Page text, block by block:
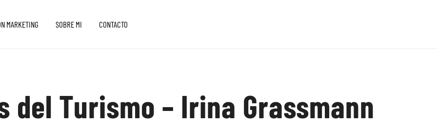
MARKETING SOBRE MI CONTACTO
del Turismo – Irina Grassmann